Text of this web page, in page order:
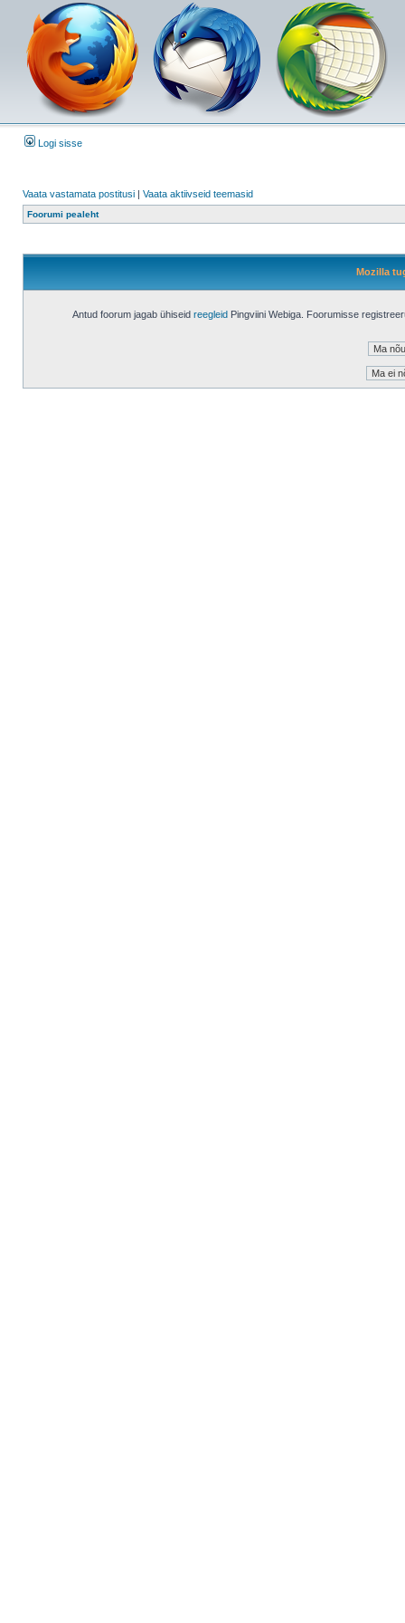
Logi sisse
Vaata vastamata postitusi | Vaata aktiivseid teemasid
Foorumi pealeht
Mozilla
Antud foorum jagab ühiseid reegleid Pingviini Webiga. Foorumisse